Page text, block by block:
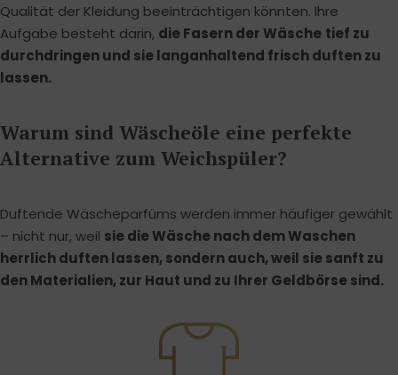
Qualität der Kleidung beeinträchtigen könnten. Ihre
Aufgabe besteht darin, die Fasern der Wäsche tief zu
durchdringen und sie langanhaltend frisch duften zu
lassen.
Warum sind Wäscheöle eine perfekte
Alternative zum Weichspüler?
Duftende Wäscheparfüms werden immer häufiger gewählt
– nicht nur, weil sie die Wäsche nach dem Waschen
herrlich duften lassen, sondern auch, weil sie sanft zu
den Materialien, zur Haut und zu Ihrer Geldbörse sind.